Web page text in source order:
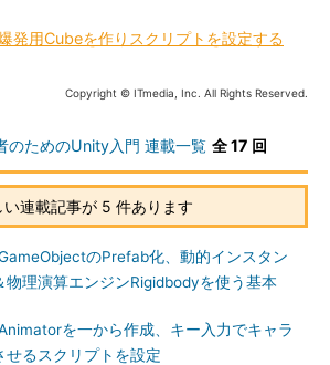
発用Cubeを作りスクリプトを設定する
Copyright © ITmedia, Inc. All Rights Reserved.
のためのUnity入門 連載一覧 全 17 回
い連載記事が 5 件あります
のPrefab化、動的インスタン
物理演算エンジンRigidbodyを使う基本
を一から作成、キー入力でキャラ
せるスクリプトを設定